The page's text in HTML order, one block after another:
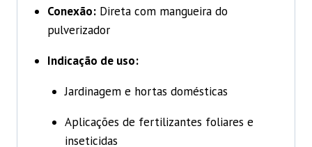
Conexão:Direta com mangueira do
pulverizador
Indicação de uso:
Jardinagem e hortas domésticas
Aplicações de fertilizantes foliares e
inseticidas